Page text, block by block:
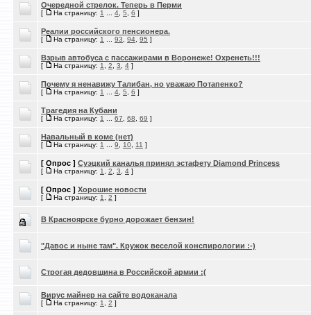
Очередной стрелок. Теперь в Перми
[ На страницу: 1 4 5 6 ]
Реалии российского пенсионера.
[ На страницу: 1 93 94 95 ]
Взрыв автобуса с пассажирами в Воронеже! Охренеть!!!
[ На страницу: 1 2 3 4 ]
Почему я ненавижу Талибан, но уважаю Потапенко?
[ На страницу: 1 4 5 6 ]
Трагедия на Кубани
[ На страницу: 1 67 68 69 ]
Навальный в коме (нет)
[ На страницу: 1 9 10 11 ]
[ Опрос ] Суэцкий каналья принял эстафету Diamond Princess
[ На страницу: 1 2 3 4 ]
[ Опрос ] Хорошие новости
[ На страницу: 1 2 ]
В Красноярске бурно дорожает бензин!
"Давос и ныне там". Кружок веселой конспирологии :-)
Строгая дедовщина в Российской армии :(
Вирус майнер на сайте водоканала
[ На страницу: 1 2 ]